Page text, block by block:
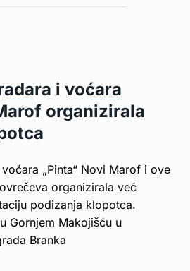
i voćara
organizirala
„Pinta“ Novi Marof i ove
organizirala već
podizanja klopotca.
Gornjem Makojišću u
Branka